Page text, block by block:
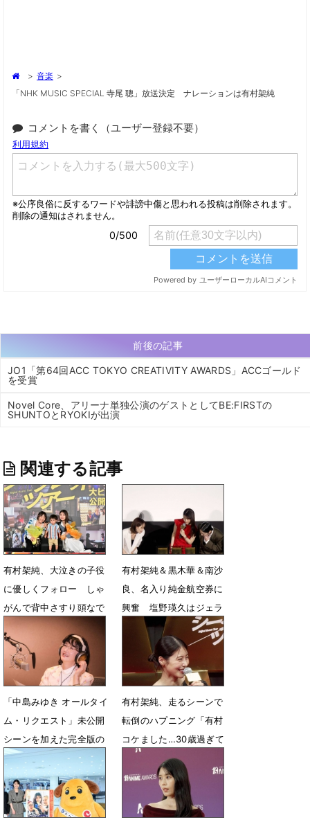
> 音楽 >
「NHK MUSIC SPECIAL 寺尾 聰」放送決定 ナレーションは有村架純
コメントを書く（ユーザー登録不要）
前後の記事
JO1「第64回ACC TOKYO CREATIVITY AWARDS」ACCゴールド
を受賞
Novel Core、アリーナ単独公演のゲストとしてBE:FIRSTの
SHUNTOとRYOKIが出演
関連する記事
有村架純、大泣きの子役
に優しくフォロー しゃ
がんで背中さすり頭なで
なで
7月2日 18時15分
有村架純＆黒木華＆南沙
良、名入り純金航空券に
興奮 塩野瑛久はジェラ
6月23日 15時52分
「中島みゆき オールタイ
ム・リクエスト」未公開
シーンを加えた完全版の
放送が決定
6月15日 18時36分
有村架純、走るシーンで
転倒のハプニング「有村
コケました…30歳過ぎて
の全力疾走は危ない」
6月3日 07時17分